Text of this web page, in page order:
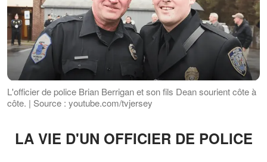
L'officier de police Brian Berrigan et son fils Dean sourient côte à
côte. | Source : youtube.com/tvjersey
LA VIE D'UN OFFICIER DE POLICE